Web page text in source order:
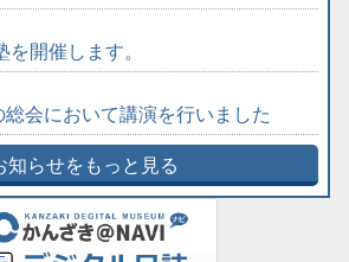
開催します。
会において講演を行いました
知らせをもっと見る